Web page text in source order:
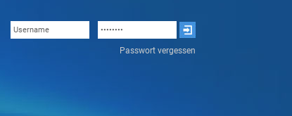
Passwort vergessen